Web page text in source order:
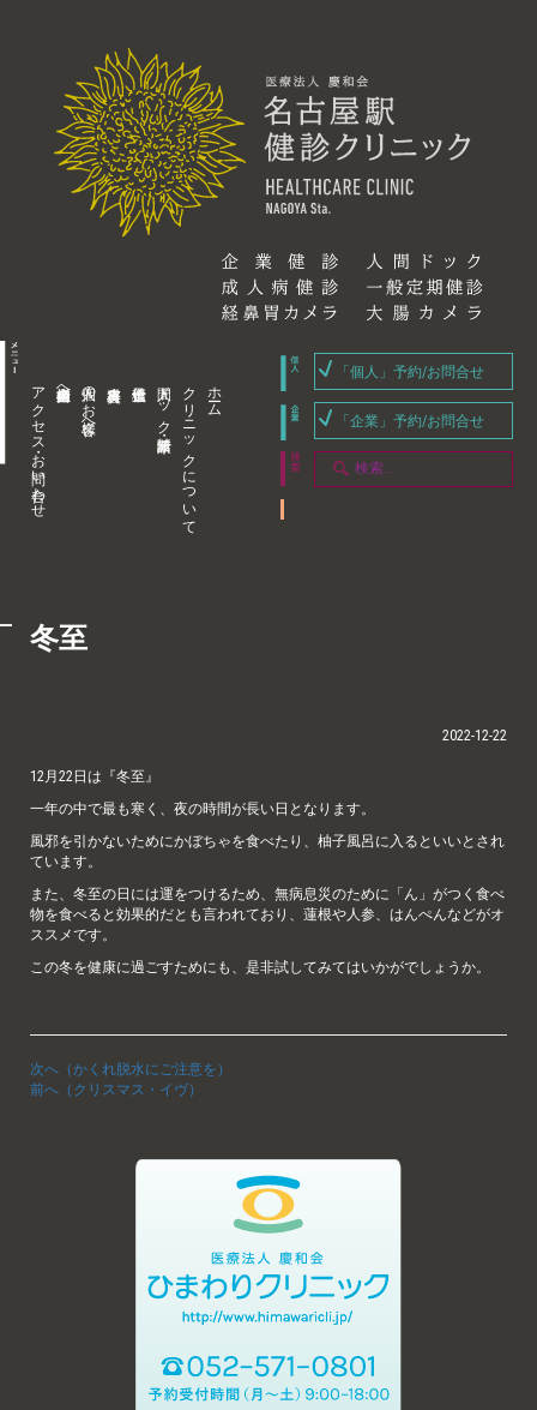
アクセス・お問い合わせ 企業内担当者様へ 個人のお客様へ 人間ドック・健康診断 クリニックについて ホーム
「個人」予約/お問合せ
「企業」予約/お問合せ
冬至
2022-12-22
12月22日は『冬至』
一年の中で最も寒く、夜の時間が長い日となります。
風邪を引かないためにかぼちゃを食べたり、柚子風呂に入るといいとされ
ています。
また、冬至の日には運をつけるため、無病息災のために「ん」がつく食べ
物を食べると効果的だとも言われており、蓮根や人参、はんぺんなどがオ
ススメです。
この冬を健康に過ごすためにも、是非試してみてはいかがでしょうか。
次へ（かくれ脱水にご注意を）
前へ（クリスマス・イヴ）